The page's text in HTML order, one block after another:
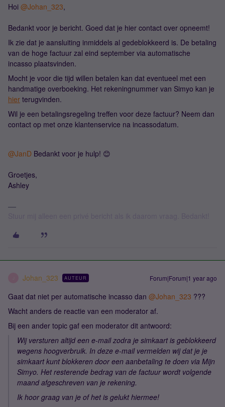
Hoi @Johan_323,
Bedankt voor je bericht. Goed dat je hier contact over opneemt!
Ik zie dat je aansluiting inmiddels al gedeblokkeerd is. De betaling
van de hoge factuur zal eind september via automatische
incasso plaatsvinden.
Mocht je voor die tijd willen betalen kan dat eventueel met een
handmatige overboeking. Het rekeningnummer van Simyo kan je
hier terugvinden.
Wil je een betalingsregeling treffen voor deze factuur? Neem dan
contact op met onze klantenservice na incassodatum.
@JanD Bedankt voor je hulp! 😊
Groetjes,
Ashley
Johan_323 AUTEUR Forum|Forum|1 year ago
Gaat dat niet per automatische incasso dan @Johan_323 ???
Wacht anders de reactie van een moderator af.
Bij een ander topic gaf een moderator dit antwoord:
Wij versturen altijd een e-mail zodra je simkaart is geblokkeerd
wegens hoogverbruik. In deze e-mail vermelden wij dat je je
simkaart kunt blokkeren door een aanbetaling te doen via Mijn
Simyo. Het resterende bedrag van de factuur wordt volgende
maand afgeschreven van je rekening.
Ik hoor graag van je of het is gelukt hiermee!